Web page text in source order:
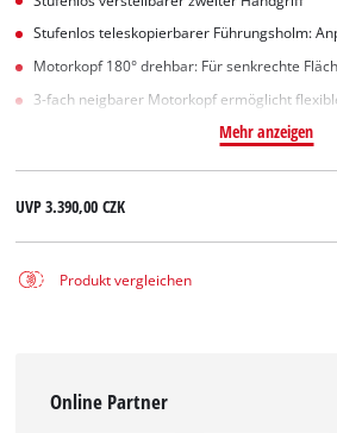
Stufenlos teleskopierbarer Führungsholm:
Motorkopf 180° drehbar: Für senkrechte
3-fach neigbarer Motorkopf ermöglicht
Mehr anzeigen
UVP3.390,00 CZK
Produkt vergleichen
Online Partner